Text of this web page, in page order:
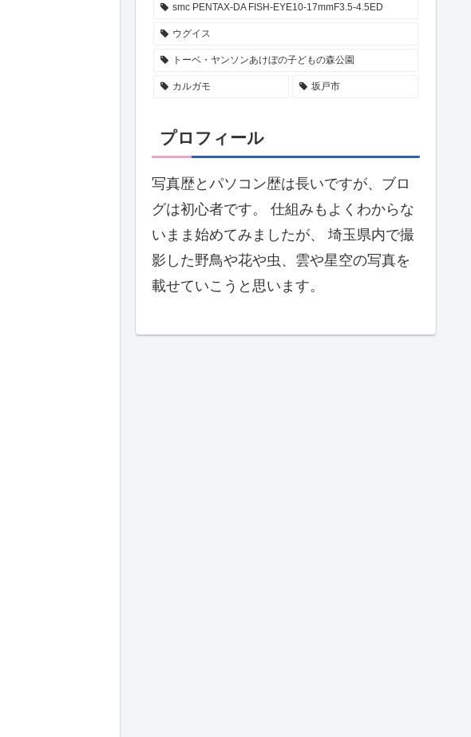
smc PENTAX-DA FISH-EYE10-17mmF3.5-4.5ED
ウグイス
トーベ・ヤンソンあけぼの子どもの森公園
カルガモ 坂戸市
プロフィール
写真歴とパソコン歴は長いですが、ブロ
グは初心者です。 仕組みもよくわからな
いまま始めてみましたが、 埼玉県内で撮
影した野鳥や花や虫、雲や星空の写真を
載せていこうと思います。